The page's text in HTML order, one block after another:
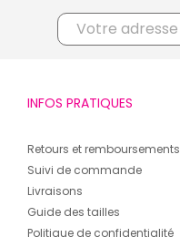
INFOS PRATIQUES
Retours et remboursements
Suivi de commande
Livraisons
Guide des tailles
Politique de confidentialité